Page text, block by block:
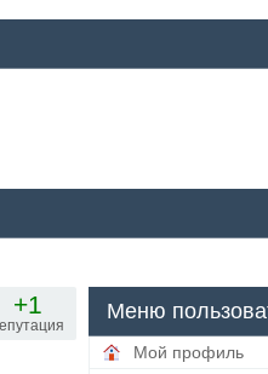
+1 Меню
Мой профиль